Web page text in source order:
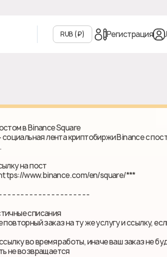
RUB (₽‎) Регистрация
в Binance Square
социальная лента криптобиржи Binance с
на пост
www.binance.com/en/square/***
- - - - - - - - - - - - - - - - - - - -
списания
заказ на ту же услугу и ссылку,
во время работы, иначе ваш заказ не
не возвращается